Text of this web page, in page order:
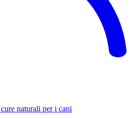
naturali per i cani